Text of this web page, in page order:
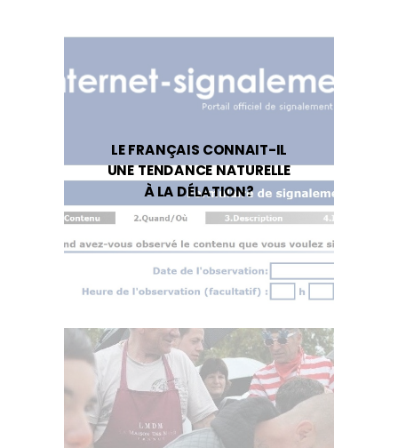
LE FRANÇAIS CONNAIT-IL
UNE TENDANCE NATURELLE
À LA DÉLATION?